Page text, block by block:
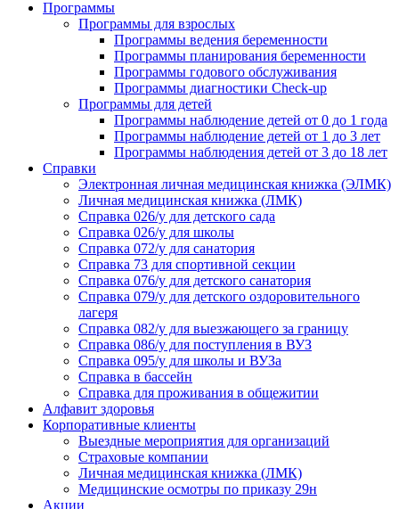
Программы
Программы для взрослых
Программы ведения беременности
Программы планирования беременности
Программы годового обслуживания
Программы диагностики Check-up
Программы для детей
Программы наблюдение детей от 0 до 1 года
Программы наблюдение детей от 1 до 3 лет
Программы наблюдения детей от 3 до 18 лет
Справки
Электронная личная медицинская книжка (ЭЛМК)
Личная медицинская книжка (ЛМК)
Справка 026/у для детского сада
Справка 026/у для школы
Справка 072/у для санатория
Справка 73 для спортивной секции
Справка 076/у для детского санатория
Справка 079/у для детского оздоровительного
лагеря
Справка 082/у для выезжающего за границу
Справка 086/у для поступления в ВУЗ
Справка 095/у для школы и ВУЗа
Справка в бассейн
Справка для проживания в общежитии
Алфавит здоровья
Корпоративные клиенты
Выездные мероприятия для организаций
Страховые компании
Личная медицинская книжка (ЛМК)
Медицинские осмотры по приказу 29н
Акции